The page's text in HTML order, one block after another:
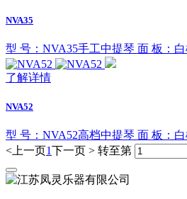
NVA35
型 号：NVA35手工中提琴 面 板：
了解详情
NVA52
型 号：NVA52高档中提琴 面 板：
<上一页1下一页 > 转至第